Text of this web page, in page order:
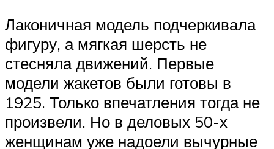
Лаконичная модель подчеркивала
фигуру, а мягкая шерсть не
стесняла движений. Первые
модели жакетов были готовы в
1925. Только впечатления тогда не
произвели. Но в деловых 50-х
женщинам уже надоели вычурные